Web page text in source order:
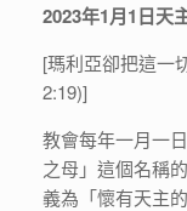
2023年1月1日天
[瑪利亞卻把這一
2:19)]
教會每年一月一
之母」這個名稱
義為「懷有天主